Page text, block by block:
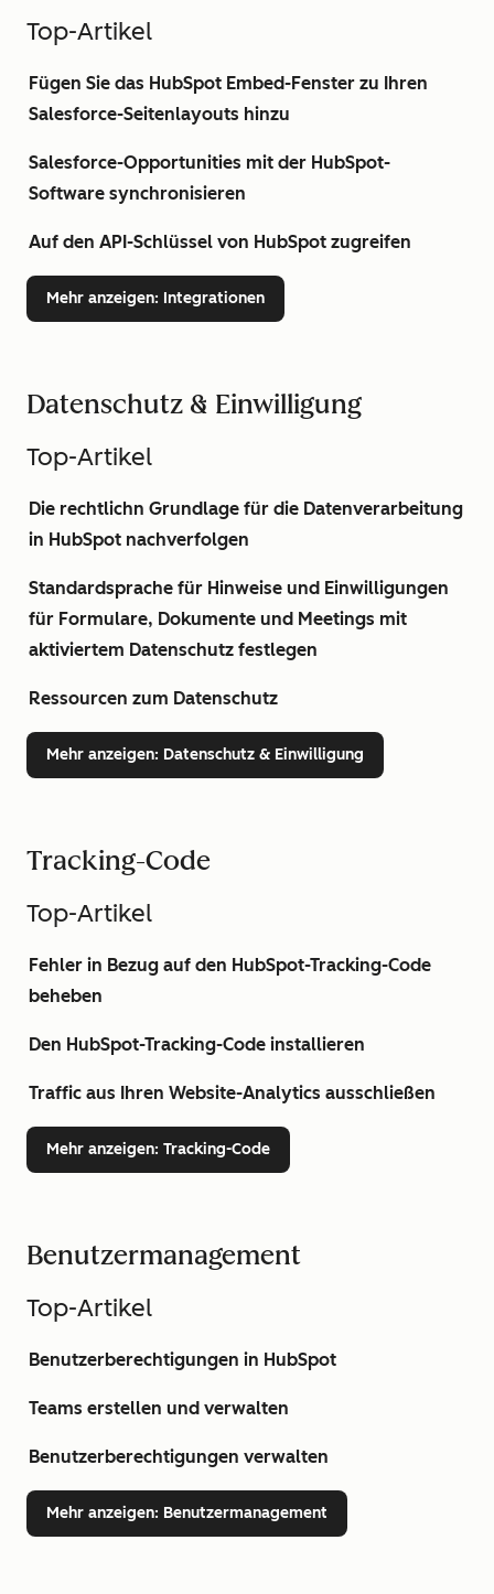
Top-Artikel
Fügen Sie das HubSpot Embed-Fenster zu Ihren
Salesforce-Seitenlayouts hinzu
Salesforce-Opportunities mit der HubSpot-
Software synchronisieren
Auf den API-Schlüssel von HubSpot zugreifen
Mehr anzeigen: Integrationen
Datenschutz & Einwilligung
Top-Artikel
Die rechtlichn Grundlage für die Datenverarbeitung
in HubSpot nachverfolgen
Standardsprache für Hinweise und Einwilligungen
für Formulare, Dokumente und Meetings mit
aktiviertem Datenschutz festlegen
Ressourcen zum Datenschutz
Mehr anzeigen: Datenschutz & Einwilligung
Tracking-Code
Top-Artikel
Fehler in Bezug auf den HubSpot-Tracking-Code
beheben
Den HubSpot-Tracking-Code installieren
Traffic aus Ihren Website-Analytics ausschließen
Mehr anzeigen: Tracking-Code
Benutzermanagement
Top-Artikel
Benutzerberechtigungen in HubSpot
Teams erstellen und verwalten
Benutzerberechtigungen verwalten
Mehr anzeigen: Benutzermanagement